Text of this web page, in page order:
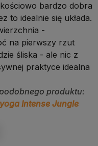
w pralce: 30 stopni, bez
przetarcie wilgotną
z dala od kaloryfera
roztworem wody z
stroną na zewnątrz i
: szyty w Polsce,
: wygodniejszy w noszeniu
do uniwersalnego
co wybrać
bardzo dobra
to idealnie się układa.
-
na pierwszy rzut
śliska - ale nic z
praktyce idealna
produktu:
Intense Jungle